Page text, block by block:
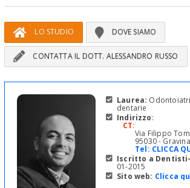
LO STUDIO DOVE SIAMO
CONTATTA IL DOTT. ALESSANDRO RUSSO
Laurea:
dentarie
Indirizzo:
CT:
Via Filippo
95030 -
Tel: CLICCA
Iscritto a
01-2015
Sito web: Clicca